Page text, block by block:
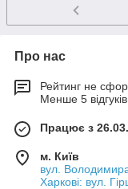
Про нас
Рейтинг не
Менше 5
Працює з
м. Київ
вул.
Харкові: вул.